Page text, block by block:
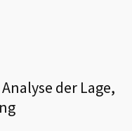
Analyse der Lage,